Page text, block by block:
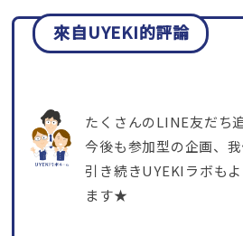
來自UYEKI的評論
たくさんのLINE友だち
今後も参加型の企画、
引き続きUYEKIラボも
ます★